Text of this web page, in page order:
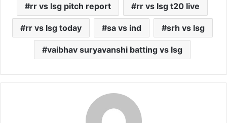
rr vs lsg pitch report rr vs lsg t20 live
rr vs lsg today sa vs ind srh vs lsg
vaibhav suryavanshi batting vs lsg